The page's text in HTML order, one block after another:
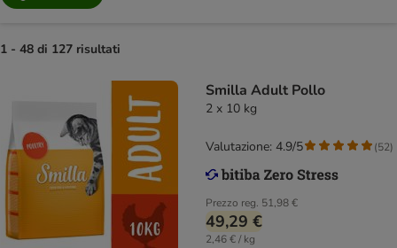
1 - 48 di 127 risultati
Smilla Adult Pollo
2 x 10 kg
Prezzo reg. 51,98 €
49,29 €
2,46 € / kg
Valutazione: 4.9/5 (52)